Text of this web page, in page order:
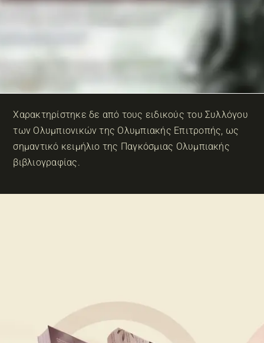
Χαρακτηρίστηκε δε από τους ειδικούς του Συλλόγου
των Ολυμπιονικών της Ολυμπιακής Επιτροπής, ως
σημαντικό κειμήλιο της Παγκόσμιας Ολυμπιακής
βιβλιογραφίας.